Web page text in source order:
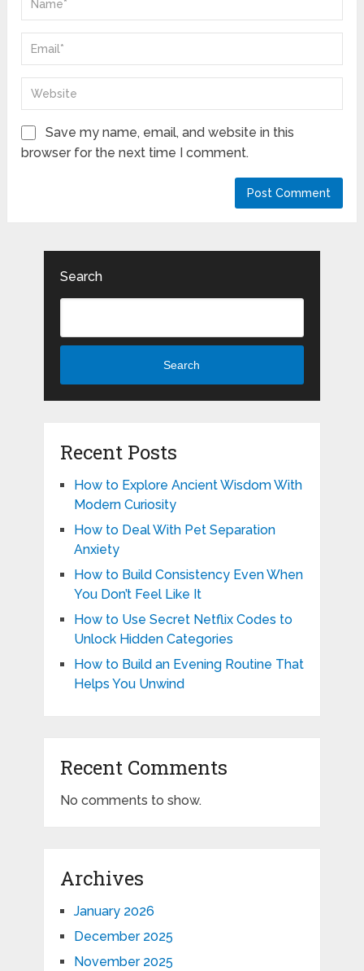
Save my name, email, and website in this
browser for the next time I comment.
Search
Search
Recent Posts
How to Explore Ancient Wisdom With
Modern Curiosity
How to Deal With Pet Separation
Anxiety
How to Build Consistency Even When
You Don’t Feel Like It
How to Use Secret Netflix Codes to
Unlock Hidden Categories
How to Build an Evening Routine That
Helps You Unwind
Recent Comments
No comments to show.
Archives
January 2026
December 2025
November 2025